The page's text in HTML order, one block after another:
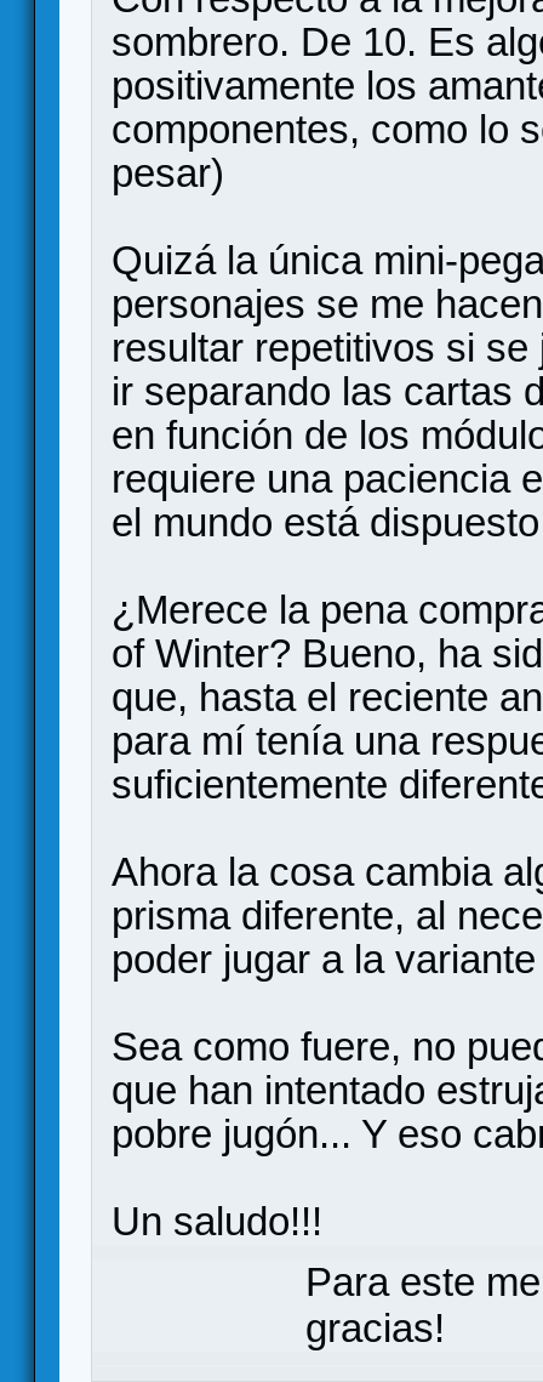
sombrero. De 10. Es
positivamente los
componentes, como lo
pesar)
Quizá la única mini-
personajes se me
resultar repetitivos si
ir separando las cartas
en función de los
requiere una paciencia
el mundo está
¿Merece la pena
of Winter? Bueno, ha
que, hasta el reciente
para mí tenía una
suficientemente
Ahora la cosa cambia
prisma diferente, al
poder jugar a la
Sea como fuere, no
que han intentado
pobre jugón... Y eso
Un saludo!!!
Para este
gracias!